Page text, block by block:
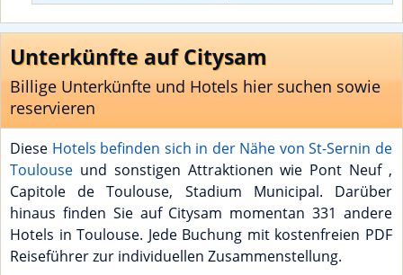
Unterkünfte auf Citysam
Billige Unterkünfte und Hotels hier suchen sowie
reservieren
Diese Hotels befinden sich in der Nähe von St-Sernin de
Toulouse und sonstigen Attraktionen wie Pont Neuf ,
Capitole de Toulouse, Stadium Municipal. Darüber
hinaus finden Sie auf Citysam momentan 331 andere
Hotels in Toulouse. Jede Buchung mit kostenfreien PDF
Reiseführer zur individuellen Zusammenstellung.